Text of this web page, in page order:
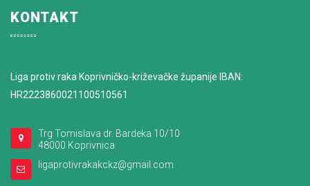
KONTAKT
Liga protiv raka Koprivničko-križevačke županije IBAN:
HR2223860021100510561
Trg Tomislava dr. Bardeka 10/10
48000 Koprivnica
ligaprotivrakakckz@gmail.com